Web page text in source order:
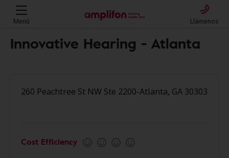
Menú Llámenos
Innovative Hearing - Atlanta
260 Peachtree St NW Ste 2200-Atlanta, GA 30303
Cost Efficiency